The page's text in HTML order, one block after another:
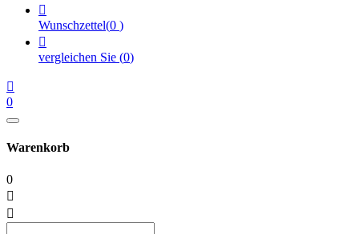

Wunschzettel(0 )

vergleichen Sie (0)

0
Warenkorb
0

